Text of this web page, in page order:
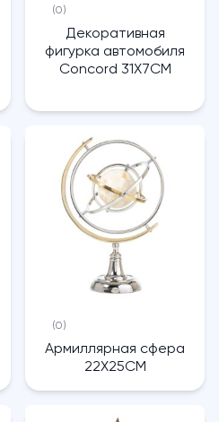
(0)
Декоративная
фигурка автомобиля
Concord 31X7CM
(0)
Армиллярная сфера
22X25CM